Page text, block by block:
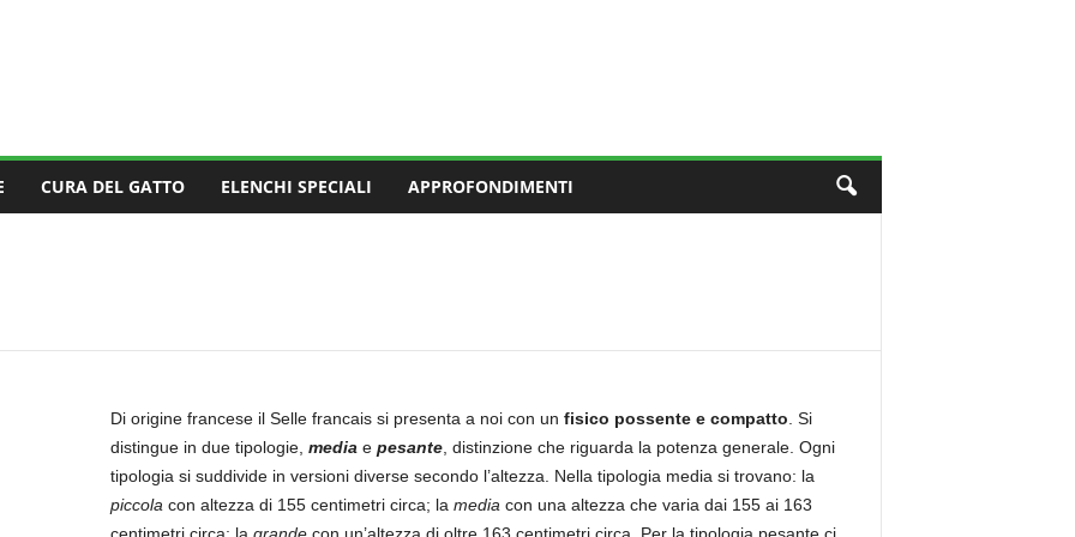
CURA DEL GATTO ELENCHI SPECIALI APPROFONDIMENTI
Di origine francese il Selle francais si presenta a noi con un fisico possente e compatto . Si
distingue in due tipologie, media e pesante, distinzione che riguarda la potenza generale. Ogni
tipologia si suddivide in versioni diverse secondo l’altezza. Nella tipologia media si trovano: la
piccola con altezza di 155 centimetri circa; la media con una altezza che varia dai 155 ai 163